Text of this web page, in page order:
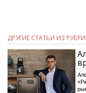
ДРУГИЕ СТАТЬИ ИЗ